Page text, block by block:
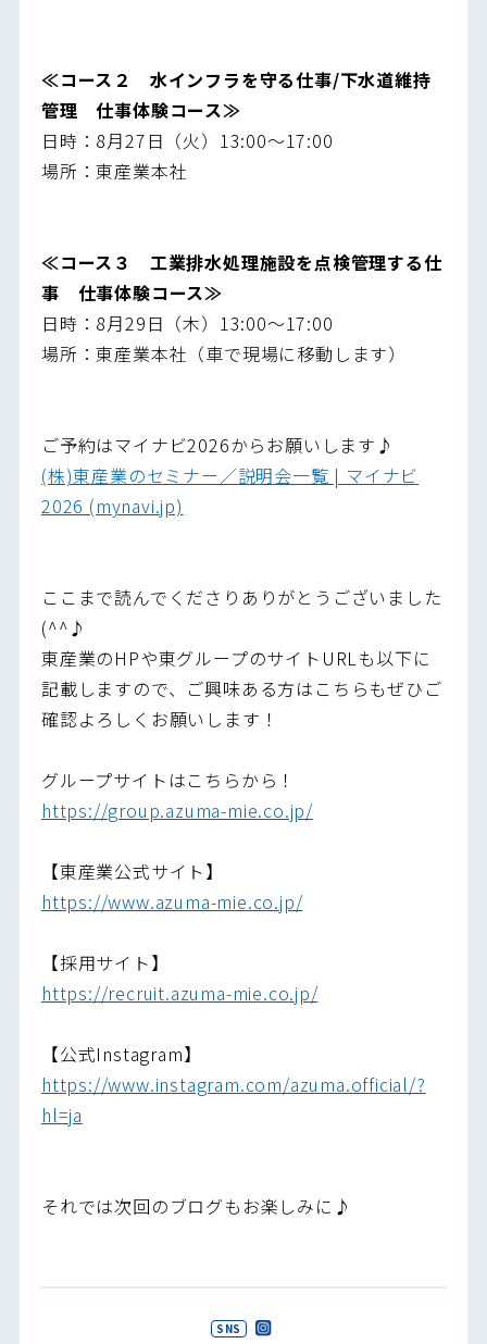
≪コース２ 水インフラを守る仕事/下水道維持
管理 仕事体験コース≫
日時：8月27日（火）13:00～17:00
場所：東産業本社
≪コース３ 工業排水処理施設を点検管理する仕
事 仕事体験コース≫
日時：8月29日（木）13:00～17:00
場所：東産業本社（車で現場に移動します）
ご予約はマイナビ2026からお願いします♪
(株)東産業のセミナー／説明会一覧 | マイナビ
2026 (mynavi.jp)
ここまで読んでくださりありがとうございました
(^^♪
東産業のHPや東グループのサイトURLも以下に
記載しますので、ご興味ある方はこちらもぜひご
確認よろしくお願いします！
グループサイトはこちらから！
https://group.azuma-mie.co.jp/
【東産業公式サイト】
https://www.azuma-mie.co.jp/
【採用サイト】
https://recruit.azuma-mie.co.jp/
【公式Instagram】
https://www.instagram.com/azuma.official/?
hl=ja
それでは次回のブログもお楽しみに♪
SNS